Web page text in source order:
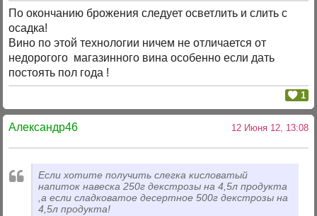
По окончанию брожения следует осветлить и слить с
осадка!
Вино по этой технологии ничем не отличается от
недорогого магазинного вина особенно если дать
постоять пол года !
1
Александр46 12 Июня 12, 13:08
Если хотите получить слегка кисловатый
напиток навеска 250г декстрозы на 4,5л продукта
,а если сладковатое десертное 500г декстрозы на
4,5л продукта!